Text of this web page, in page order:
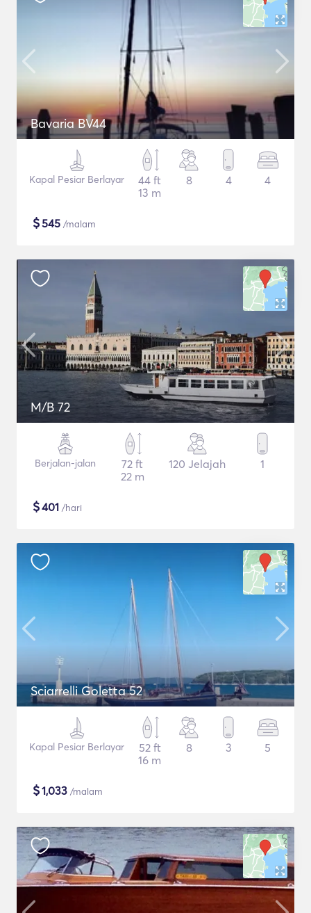
Bavaria BV44
Kapal Pesiar Berlayar
44 ft
13 m
8 4 4
$545 /malam
M/B 72
Berjalan-jalan
72 ft
22 m
120 Jelajah 1
$401 /hari
Sciarrelli Goletta 52
Kapal Pesiar Berlayar
52 ft
16 m
8 3 5
$1,033 /malam